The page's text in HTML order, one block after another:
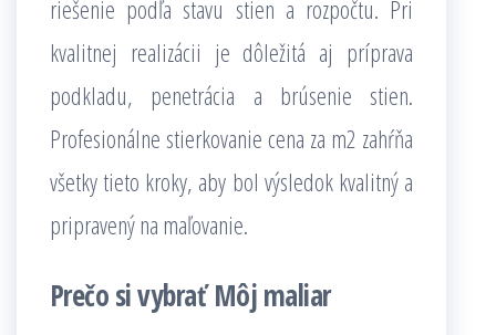
riešenie podľa stavu stien a rozpočtu. Pri
kvalitnej realizácii je dôležitá aj príprava
podkladu, penetrácia a brúsenie stien.
Profesionálne stierkovanie cena za m2 zahŕňa
všetky tieto kroky, aby bol výsledok kvalitný a
pripravený na maľovanie.
Prečo si vybrať Môj maliar